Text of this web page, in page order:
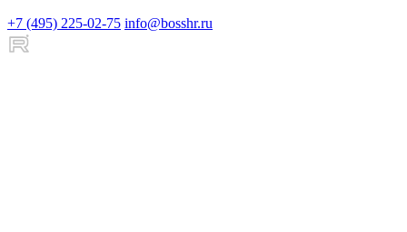
+7 (495) 225-02-75 info@bosshr.ru